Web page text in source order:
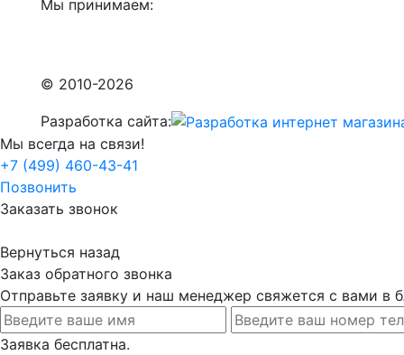
Мы принимаем:
© 2010-2026
Разработка сайта:
Мы всегда на связи!
+7 (499) 460-43-41
Позвонить
Заказать звонок
Вернуться назад
Заказ обратного звонка
Отправьте заявку и наш менеджер свяжется с вами в
Заявка бесплатна.